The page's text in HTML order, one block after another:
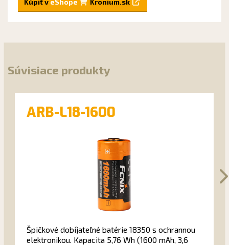
Kúpiť v eShope Kronium.sk
Súvisiace produkty
ARB-L18-1600
Špičkové dobíjateľné batérie 18350 s ochrannou
elektronikou. Kapacita 5,76 Wh (1600 mAh, 3,6